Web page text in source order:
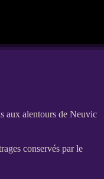
aux alentours de Neuvic
conservés par le